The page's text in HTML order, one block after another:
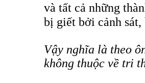
và tất cả những
bị giết bởi cảnh
Vậy nghĩa là theo
không thuộc về tri